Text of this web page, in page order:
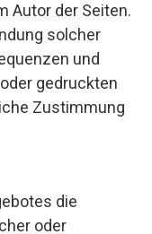
Autor der Seiten.
solcher
und
gedruckten
Zustimmung
die
oder